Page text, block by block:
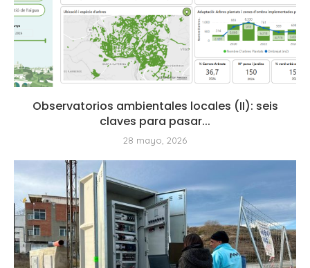
Observatorios ambientales locales (II): seis
claves para pasar...
28 mayo, 2026